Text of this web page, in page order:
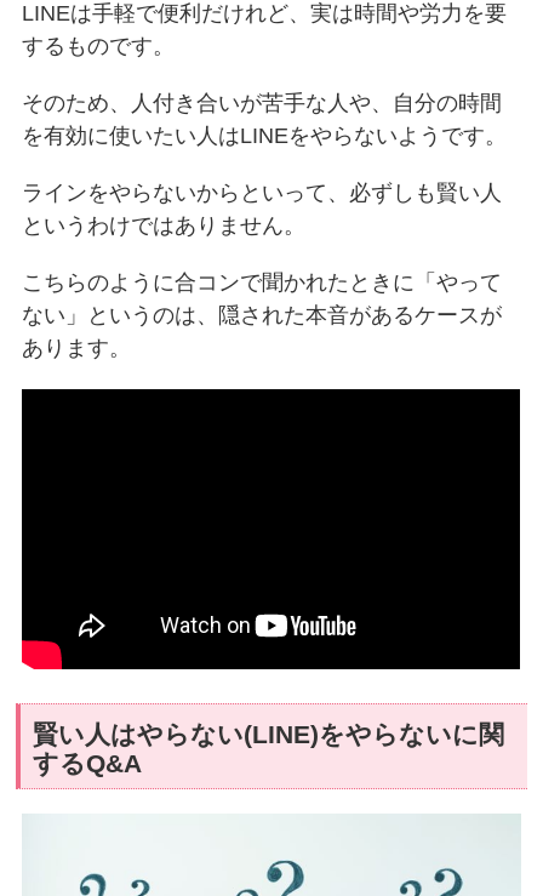
LINEは手軽で便利だけれど、実は時間や労力を要
するものです。
そのため、人付き合いが苦手な人や、自分の時間
を有効に使いたい人はLINEをやらないようです。
ラインをやらないからといって、必ずしも賢い人
というわけではありません。
こちらのように合コンで聞かれたときに「やって
ない」というのは、隠された本音があるケースが
あります。
賢い人はやらない(LINE)をやらないに関
するQ&A